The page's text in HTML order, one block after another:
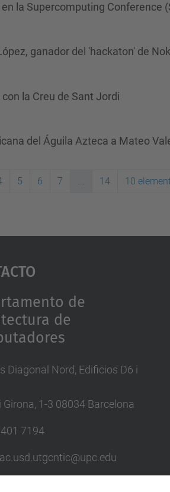
la Supercomputing Conference
ganador del 'hackaton' de
la Creu de Sant Jordi
del Águila Azteca a Mateo
5 6 7 ... 14 10
de
de
Diagonal Nord, Edificios D6 i
Girona, 1-3 08034 Barcelona
7194